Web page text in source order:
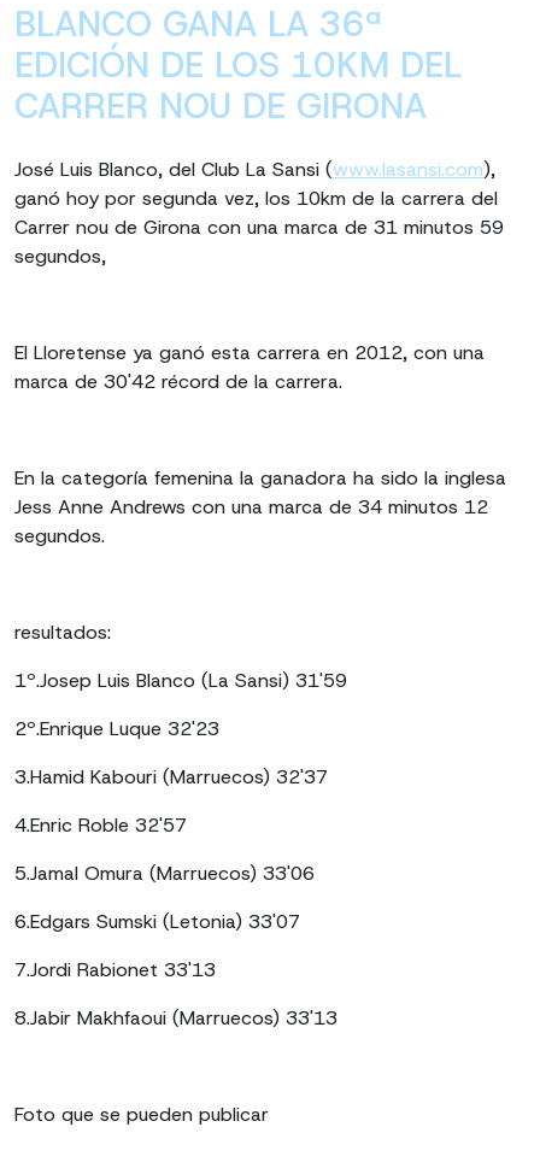
BLANCO GANA LA 36ª
EDICIÓN DE LOS 10KM DEL
CARRER NOU DE GIRONA
José Luis Blanco, del Club La Sansi (www.lasansi.com),
ganó hoy por segunda vez, los 10km de la carrera del
Carrer nou de Girona con una marca de 31 minutos 59
segundos,
El Lloretense ya ganó esta carrera en 2012, con una
marca de 30'42 récord de la carrera.
En la categoría femenina la ganadora ha sido la inglesa
Jess Anne Andrews con una marca de 34 minutos 12
segundos.
resultados:
1º.Josep Luis Blanco (La Sansi) 31'59
2º.Enrique Luque 32'23
3.Hamid Kabouri (Marruecos) 32'37
4.Enric Roble 32'57
5.Jamal Omura (Marruecos) 33'06
6.Edgars Sumski (Letonia) 33'07
7.Jordi Rabionet 33'13
8.Jabir Makhfaoui (Marruecos) 33'13
Foto que se pueden publicar